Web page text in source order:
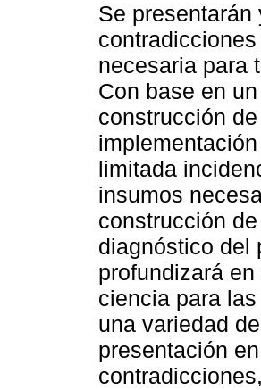
Se
necesaria para
Con base en
construcción
limitada
insumos
construcción
diagnóstico del
profundizará
ciencia para
una variedad
presentación